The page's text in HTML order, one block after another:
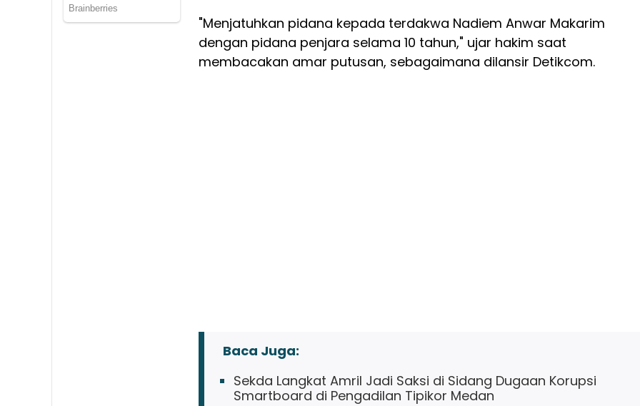
"Menjatuhkan pidana kepada terdakwa Nadiem Anwar Makarim
dengan pidana penjara selama 10 tahun," ujar hakim saat
membacakan amar putusan, sebagaimana dilansir Detikcom.
Baca Juga:
Sekda Langkat Amril Jadi Saksi di Sidang Dugaan Korupsi
Smartboard di Pengadilan Tipikor Medan